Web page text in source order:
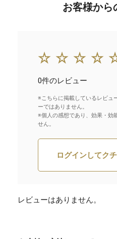
お客様から
0件のレビュー
※こちらに掲載しているレビュ
ーではありません。
※個人の感想であり、効果・効
せん。
ログインしてク
レビューはありません。